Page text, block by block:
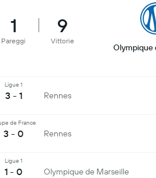
1
Pareggi
9
Vittorie
Olympique
Ligue 1
3 - 1 Rennes
de France
3 - 0 Rennes
Ligue 1
1 - 0 Olympique de Marseille